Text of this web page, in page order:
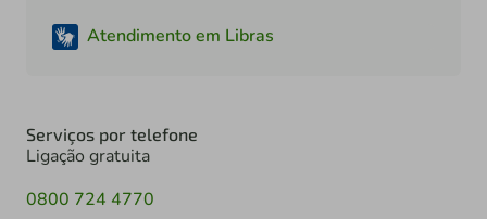
Atendimento em Libras
Serviços por telefone
Ligação gratuita
0800 724 4770